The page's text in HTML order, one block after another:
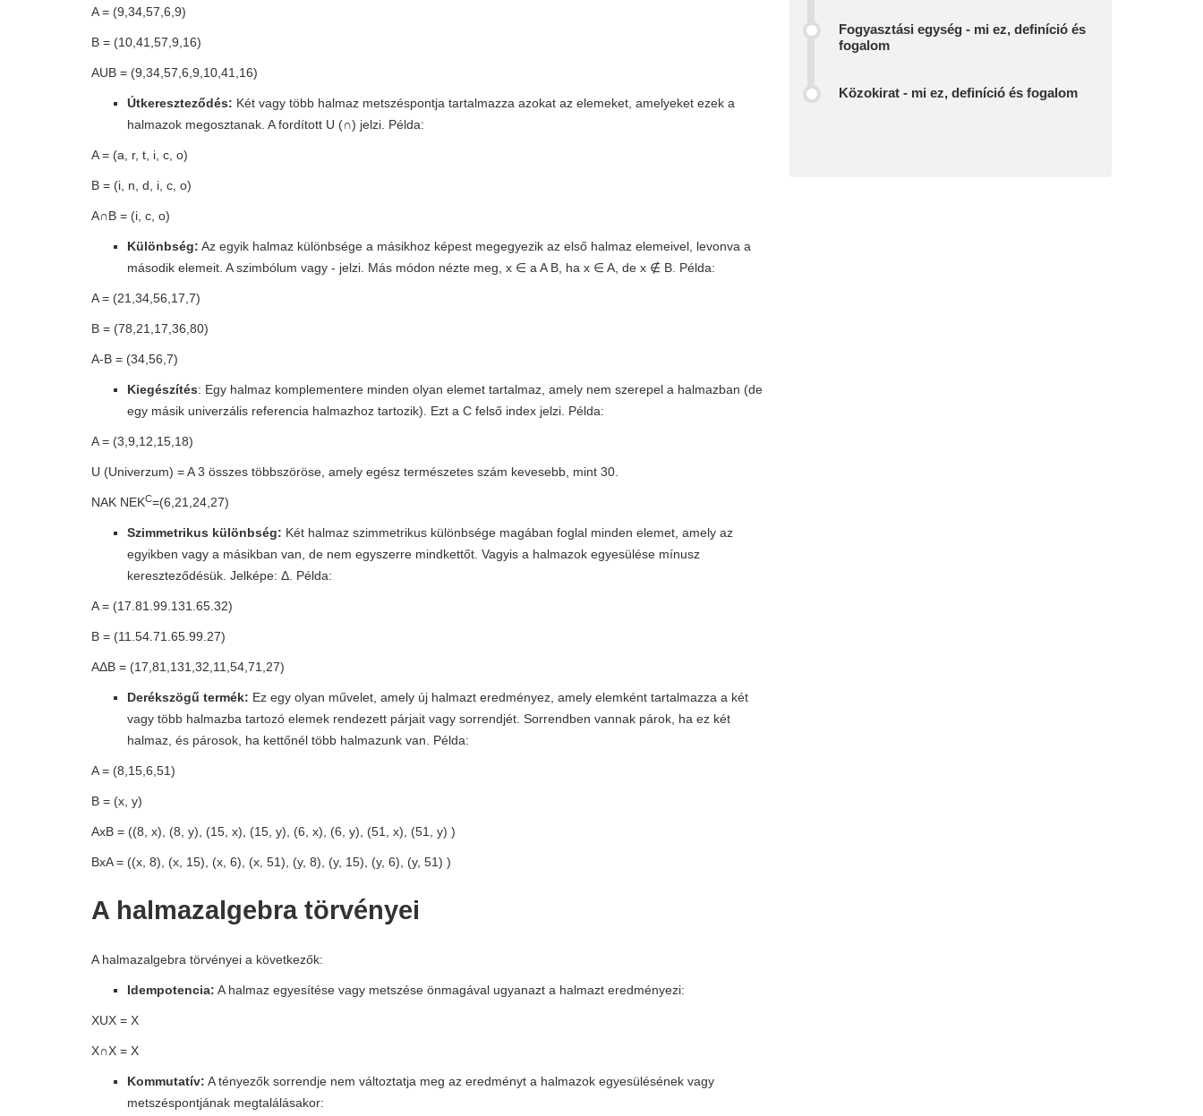
A = (9,34,57,6,9)
B = (10,41,57,9,16)
AUB = (9,34,57,6,9,10,41,16)
Útkereszteződés: Két vagy több halmaz metszéspontja tartalmazza azokat az elemeket, amelyeket ezek a
halmazok megosztanak. A fordított U (∩) jelzi. Példa:
A = (a, r, t, i, c, o)
B = (i, n, d, i, c, o)
A∩B = (i, c, o)
Különbség: Az egyik halmaz különbsége a másikhoz képest megegyezik az első halmaz elemeivel, levonva a
második elemeit. A szimbólum vagy - jelzi. Más módon nézte meg, x ∈ a A B, ha x ∈ A, de x ∉ B. Példa:
A = (21,34,56,17,7)
B = (78,21,17,36,80)
A-B = (34,56,7)
Kiegészítés: Egy halmaz komplementere minden olyan elemet tartalmaz, amely nem szerepel a halmazban (de
egy másik univerzális referencia halmazhoz tartozik). Ezt a C felső index jelzi. Példa:
A = (3,9,12,15,18)
U (Univerzum) = A 3 összes többszöröse, amely egész természetes szám kevesebb, mint 30.
NAK NEKC=(6,21,24,27)
Szimmetrikus különbség: Két halmaz szimmetrikus különbsége magában foglal minden elemet, amely az
egyikben vagy a másikban van, de nem egyszerre mindkettőt. Vagyis a halmazok egyesülése mínusz
kereszteződésük. Jelképe: Δ. Példa:
A = (17.81.99.131.65.32)
B = (11.54.71.65.99.27)
AΔB = (17,81,131,32,11,54,71,27)
Derékszögű termék: Ez egy olyan művelet, amely új halmazt eredményez, amely elemként tartalmazza a két
vagy több halmazba tartozó elemek rendezett párjait vagy sorrendjét. Sorrendben vannak párok, ha ez két
halmaz, és párosok, ha kettőnél több halmazunk van. Példa:
A = (8,15,6,51)
B = (x, y)
AxB = ((8, x), (8, y), (15, x), (15, y), (6, x), (6, y), (51, x), (51, y) )
BxA = ((x, 8), (x, 15), (x, 6), (x, 51), (y, 8), (y, 15), (y, 6), (y, 51) )
A halmazalgebra törvényei
A halmazalgebra törvényei a következők:
Idempotencia: A halmaz egyesítése vagy metszése önmagával ugyanazt a halmazt eredményezi:
XUX = X
X∩X = X
Kommutatív: A tényezők sorrendje nem változtatja meg az eredményt a halmazok egyesülésének vagy
metszéspontjának megtalálásakor:
Fogyasztási egység - mi ez, definíció és
fogalom
Közokirat - mi ez, definíció és fogalom